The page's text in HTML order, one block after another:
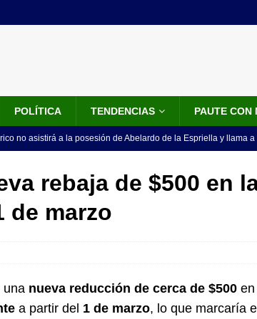
POLÍTICA TENDENCIAS PAUTE CON
no asistirá a la posesión de Abelardo de la Espriella y llama a
de la banda presidencial que portará Abelardo De La
de un sastre colombiano reconocido en el mundo
vinculado al entramado empresarial JUDICIALES
para la posesión presidencial: así será la investidura de Abelardo
rebaja de $500 en
de marzo
una nueva reducción de cerca de $500 en
a partir del 1 de marzo, lo que marcaría el